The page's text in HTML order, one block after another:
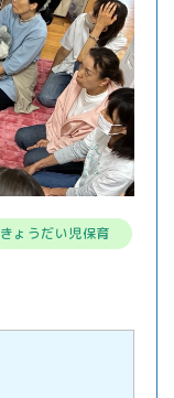
きょうだい児保育